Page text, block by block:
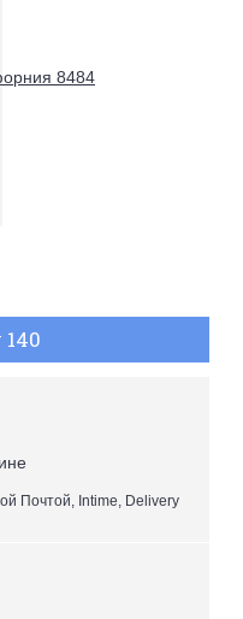
8484
Почтой, Intime, Delivery